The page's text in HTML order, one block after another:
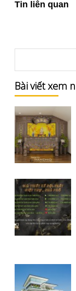
Tin liên quan
Bài viết xem